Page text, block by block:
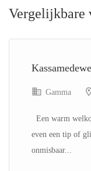
Vergelijkbare
Gamma
Een warm
even een tip of
onmisbaar...